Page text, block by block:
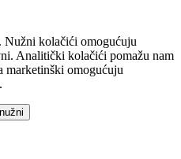
Nužni kolačići omogućuju
Analitički kolačići pomažu nam
marketinški omogućuju